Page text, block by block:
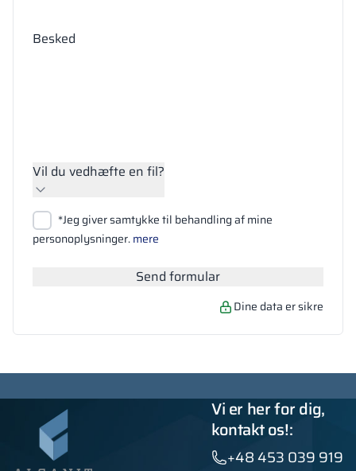
Besked
Vil du vedhæfte en fil?
Vedhæft filer
Søg
*Jeg giver samtykke til behandling af mine
personoplysninger.mere
Send formular
Dine data er sikre
Vi er her for dig,
kontakt os!:
+48 453 039 919